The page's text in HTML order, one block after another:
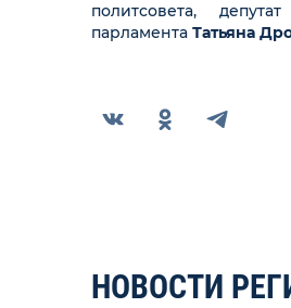
политсовета,
парламента Татьяна
НОВОСТИ